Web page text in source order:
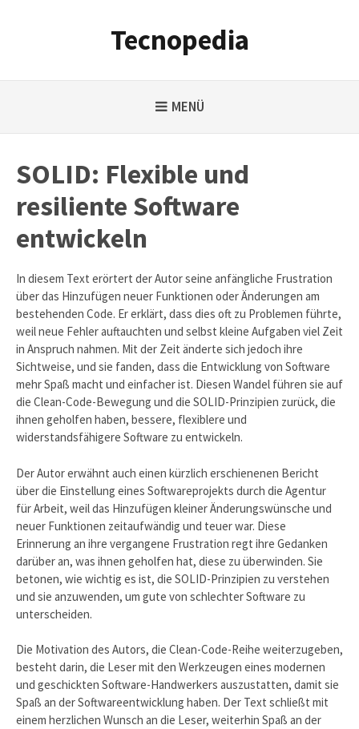
Tecnopedia
MENÜ
SOLID: Flexible und
resiliente Software
entwickeln
In diesem Text erörtert der Autor seine anfängliche Frustration
über das Hinzufügen neuer Funktionen oder Änderungen am
bestehenden Code. Er erklärt, dass dies oft zu Problemen führte,
weil neue Fehler auftauchten und selbst kleine Aufgaben viel Zeit
in Anspruch nahmen. Mit der Zeit änderte sich jedoch ihre
Sichtweise, und sie fanden, dass die Entwicklung von Software
mehr Spaß macht und einfacher ist. Diesen Wandel führen sie auf
die Clean-Code-Bewegung und die SOLID-Prinzipien zurück, die
ihnen geholfen haben, bessere, flexiblere und
widerstandsfähigere Software zu entwickeln.
Der Autor erwähnt auch einen kürzlich erschienenen Bericht
über die Einstellung eines Softwareprojekts durch die Agentur
für Arbeit, weil das Hinzufügen kleiner Änderungswünsche und
neuer Funktionen zeitaufwändig und teuer war. Diese
Erinnerung an ihre vergangene Frustration regt ihre Gedanken
darüber an, was ihnen geholfen hat, diese zu überwinden. Sie
betonen, wie wichtig es ist, die SOLID-Prinzipien zu verstehen
und sie anzuwenden, um gute von schlechter Software zu
unterscheiden.
Die Motivation des Autors, die Clean-Code-Reihe weiterzugeben,
besteht darin, die Leser mit den Werkzeugen eines modernen
und geschickten Software-Handwerkers auszustatten, damit sie
Spaß an der Softwareentwicklung haben. Der Text schließt mit
einem herzlichen Wunsch an die Leser, weiterhin Spaß an der